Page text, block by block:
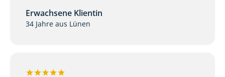
Erwachsene Klientin
34 Jahre aus Lünen